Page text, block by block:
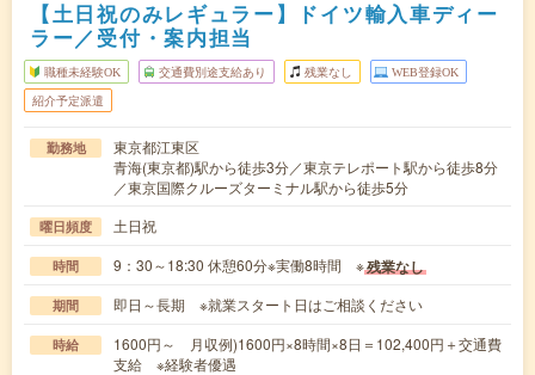
【土日祝のみレギュラー】ドイツ輸入車ディー
ラー／受付・案内担当
職種未経験OK 交通費別途支給あり 残業なし WEB登録OK
紹介予定派遣
勤務地
東京都江東区
青海(東京都)駅から徒歩3分／東京テレポート駅から徒歩8分
／東京国際クルーズターミナル駅から徒歩5分
曜日頻度 土日祝
時間 9：30～18:30 休憩60分※実働8時間 ※残業なし
期間 即日～長期 ※就業スタート日はご相談ください
時給
1600円～ 月収例)1600円×8時間×8日＝102,400円＋交通費
支給 ※経験者優遇